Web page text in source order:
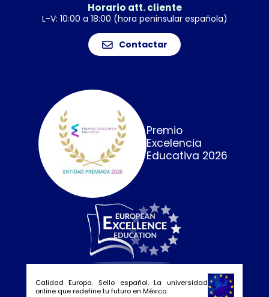
Horario att. cliente
L-V: 10:00 a 18:00 (hora peninsular española)
Contactar
Premio
Excelencia
Educativa 2026
Calidad Europa. Sello español. La universidad
online que redefine tu futuro en México.